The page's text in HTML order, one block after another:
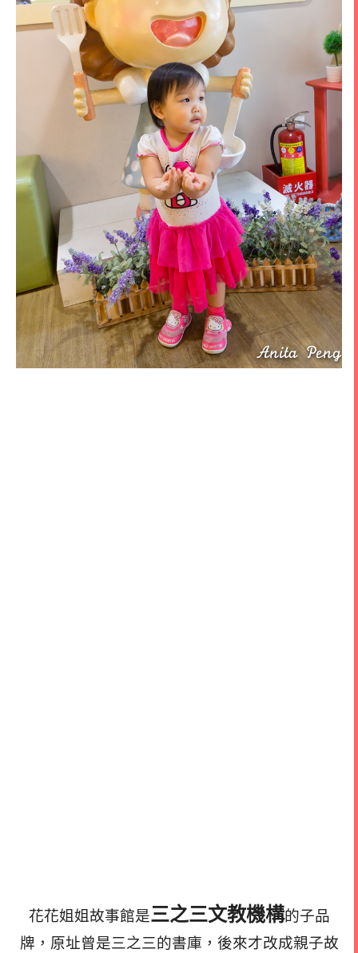
花花姐姐故事館是三之三文教機構的子品
牌，原址曾是三之三的書庫，後來才改成親子故